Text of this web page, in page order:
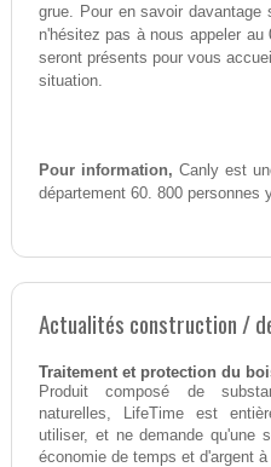
grue. Pour en savoir davantage
n'hésitez pas à nous appeler au
seront présents pour vous
situation.
Pour information, Canly est
département 60. 800 personnes
Actualités construction /
Traitement et protection du
Produit composé de
naturelles, LifeTime est
utiliser, et ne demande qu'une
économie de temps et d'argent